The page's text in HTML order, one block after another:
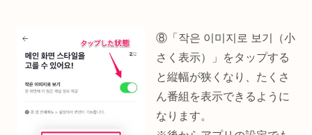
⑧「작은 이미지로 보기（小
さく表示）」をタップする
と縦幅が狭くなり、たくさ
ん番組を表示できるように
なります。